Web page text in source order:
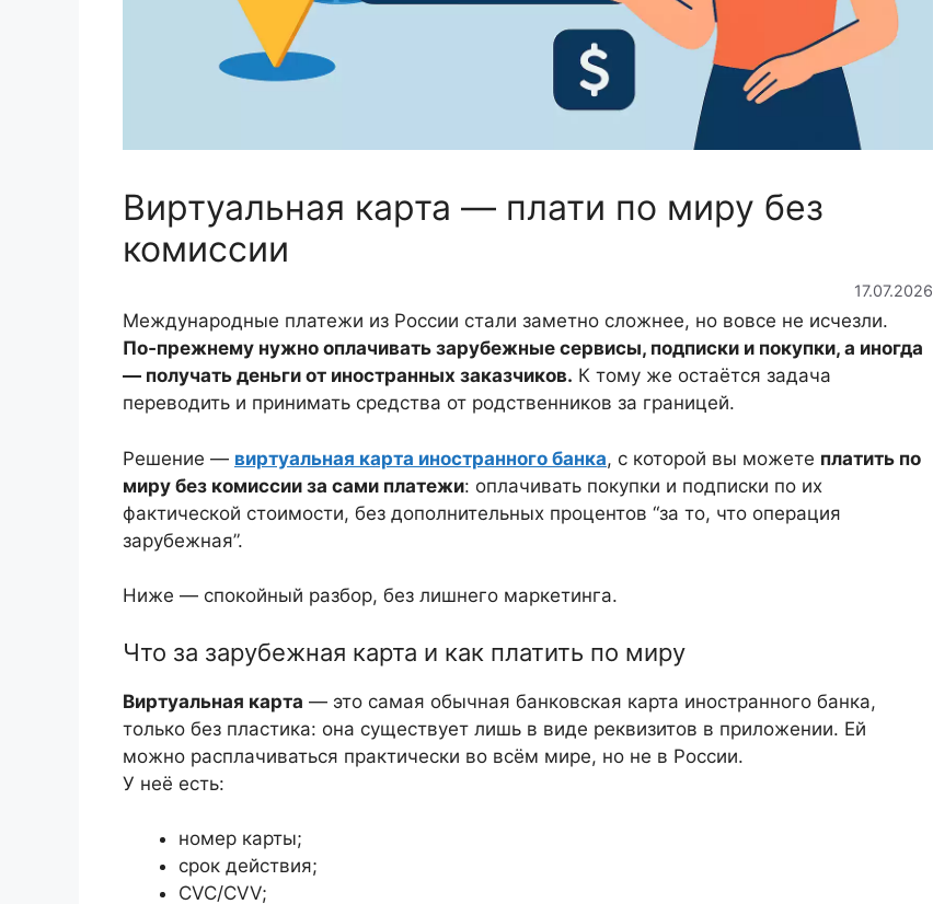
Виртуальная карта — плати по миру без
комиссии
17.07.2026
Международные платежи из России стали заметно сложнее, но вовсе не исчезли.
По‑прежнему нужно оплачивать зарубежные сервисы, подписки и покупки, а иногда
— получать деньги от иностранных заказчиков. К тому же остаётся задача
переводить и принимать средства от родственников за границей.
Решение — виртуальная карта иностранного банка, с которой вы можете платить по
миру без комиссии за сами платежи: оплачивать покупки и подписки по их
фактической стоимости, без дополнительных процентов “за то, что операция
зарубежная”.
Ниже — спокойный разбор, без лишнего маркетинга.
Что за зарубежная карта и как платить по миру
Виртуальная карта — это самая обычная банковская карта иностранного банка,
только без пластика: она существует лишь в виде реквизитов в приложении. Ей
можно расплачиваться практически во всём мире, но не в России.
У неё есть:
номер карты;
срок действия;
CVC/CVV;